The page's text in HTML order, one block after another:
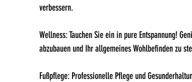
verbessern.
Wellness: Tauchen Sie ein in pure Entspannung!
abzubauen und Ihr allgemeines Wohlbefinden zu
Fußpflege: Professionelle Pflege und